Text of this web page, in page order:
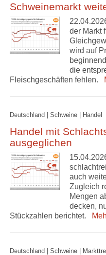
Schweinemarkt
der Markt
wird auf
die
Fleischgeschäften fehlen.
Deutschland | Schweine | Handel
Handel mit
ausgeglichen
auch
Zugleich
Mengen
decken,
Stückzahlen berichtet.
Deutschland | Schweine |